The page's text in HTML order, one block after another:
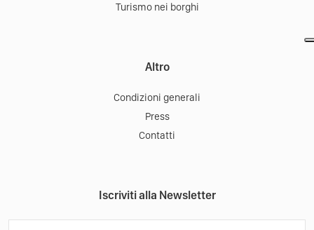
Turismo nei borghi
Altro
Condizioni generali
Press
Contatti
Iscriviti alla Newsletter